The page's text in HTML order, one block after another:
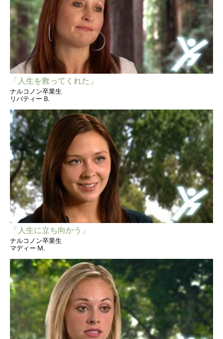
「人生を救ってくれた」
ナルコノン卒業生
リバティー B.
「人生に立ち向かう」
ナルコノン卒業生
マディー M.